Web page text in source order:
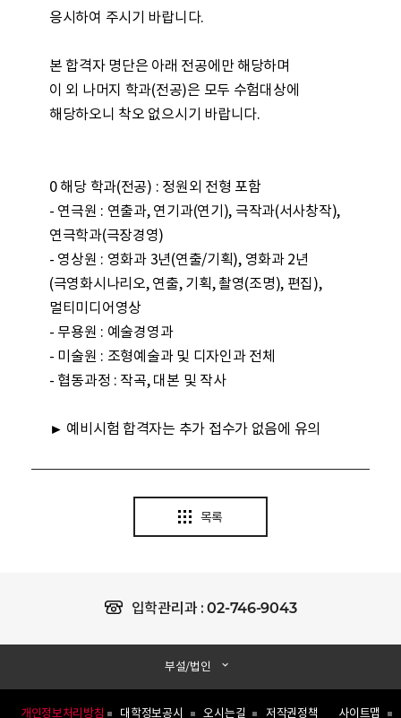
응시하여 주시기 바랍니다.
본 합격자 명단은 아래 전공에만 해당하며
이 외 나머지 학과(전공)은 모두 수험대상에
해당하오니 착오 없으시기 바랍니다.
0 해당 학과(전공) : 정원외 전형 포함
- 연극원 : 연출과, 연기과(연기), 극작과(서사창작),
연극학과(극장경영)
- 영상원 : 영화과 3년(연출/기획), 영화과 2년
(극영화시나리오, 연출, 기획, 촬영(조명), 편집),
멀티미디어영상
- 무용원 : 예술경영과
- 미술원 : 조형예술과 및 디자인과 전체
- 협동과정 : 작곡, 대본 및 작사
► 예비시험 합격자는 추가 접수가 없음에 유의
목록
입학관리과 :02-746-9043
개인정보처리방침 대학정보공시 오시는길 저작권정책 사이트맵
부설/법인